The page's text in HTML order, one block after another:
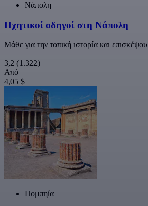
Νάπολη
Ηχητικοί οδηγοί στη Νάπολη
Μάθε για την τοπική ιστορία και
3,2 (1.322)
Από
4,05 $
Πομπηία